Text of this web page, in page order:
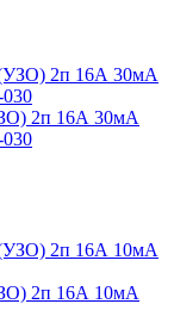
2п 16А 30мА
2п 16А 10мА